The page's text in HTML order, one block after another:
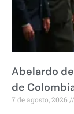
Abelardo
de
7 de agosto, 2026